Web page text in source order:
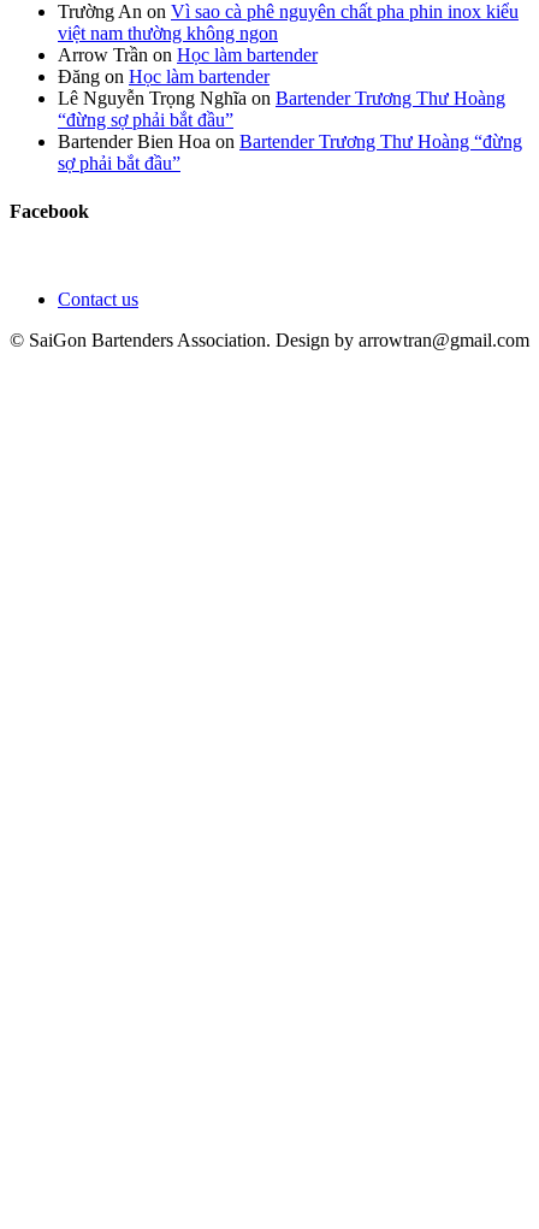
Trường An on Vì sao cà phê nguyên chất pha phin inox kiểu
việt nam thường không ngon
Arrow Trần on Học làm bartender
Đăng on Học làm bartender
Lê Nguyễn Trọng Nghĩa on Bartender Trương Thư Hoàng
“đừng sợ phải bắt đầu”
Bartender Bien Hoa on Bartender Trương Thư Hoàng “đừng
sợ phải bắt đầu”
Facebook
Contact us
© SaiGon Bartenders Association. Design by arrowtran@gmail.com